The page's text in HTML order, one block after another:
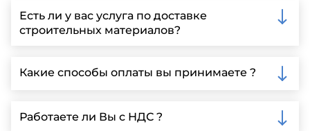
запрос через нашу официальную почту или
заполнить форму на нашем сайте для более
детальной информации и организации встречи.
Есть ли у вас услуга по доставке
строительных материалов?
Ленинградской области, у нас собственный
автопарк, для обеспечения быстрой и надежной
Какие способы оплаты вы принимаете ?
включая наличные, банковские переводы,
кредитные карты. Подробную информацию о
Работаете ли Вы с НДС ?